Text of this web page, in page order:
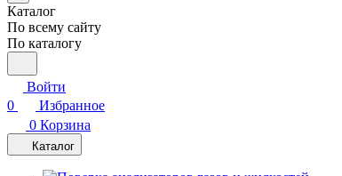
Каталог
По всему сайту
По каталогу
Войти
0
Избранное
0 Корзина
Каталог